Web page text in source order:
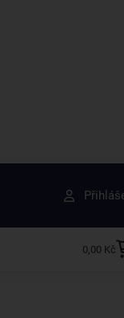
0,00 Kč
dřív než